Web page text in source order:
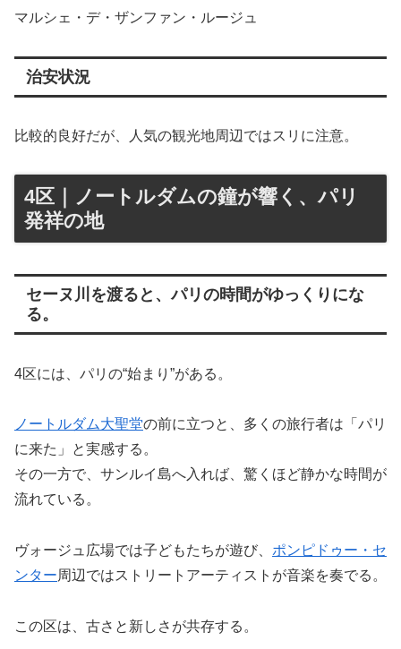
マルシェ・デ・ザンファン・ルージュ
治安状況
比較的良好だが、人気の観光地周辺ではスリに注意。
4区｜ノートルダムの鐘が響く、パリ
発祥の地
セーヌ川を渡ると、パリの時間がゆっくりにな
る。
4区には、パリの“始まり”がある。
ノートルダム大聖堂の前に立つと、多くの旅行者は「パリ
に来た」と実感する。
その一方で、サンルイ島へ入れば、驚くほど静かな時間が
流れている。
ヴォージュ広場では子どもたちが遊び、 ポンピドゥー・セ
ンター周辺ではストリートアーティストが音楽を奏でる。
この区は、古さと新しさが共存する。